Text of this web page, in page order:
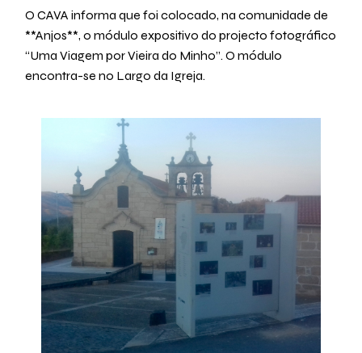
O CAVA informa que foi colocado, na comunidade de
**Anjos**, o módulo expositivo do projecto fotográfico
“Uma Viagem por Vieira do Minho”. O módulo
encontra-se no Largo da Igreja.